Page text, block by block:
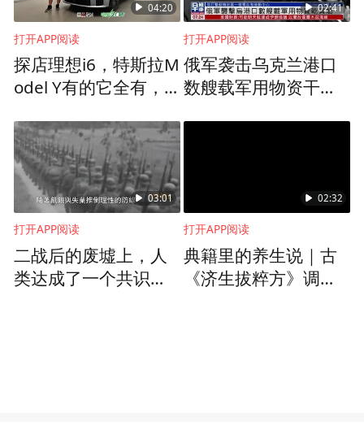
04:20
打开APP阅读
探店理想i6，特斯拉M
odel Y有的它全有，2
择
02:41
打开APP阅读
俄军袭击乌克兰港口
数艘载军用物资干货
03:01
打开APP阅读
二战后的废墟上，人
类达成了一个共识：
02:32
打开APP阅读
典籍里的养生说｜古
《济生拔粹方》调理